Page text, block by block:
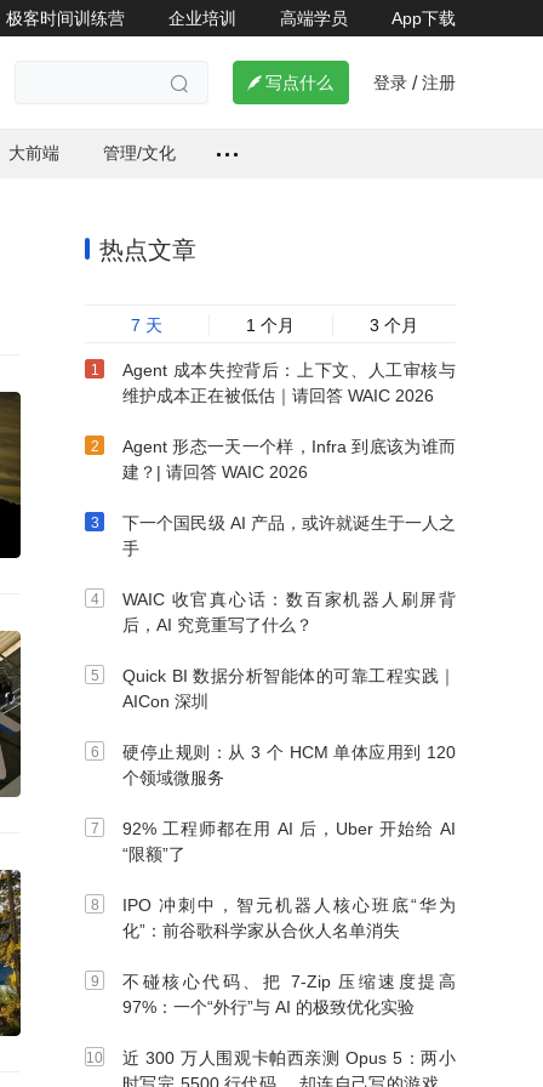
极客时间训练营 企业培训 高端学员 App下载
  写点什么 登录 / 注册
大前端 管理/文化
热点文章
7 天 1 个月 3 个月
Agent 成本失控背后：上下文、人工审核与
维护成本正在被低估｜请回答 WAIC 2026
Agent 形态一天一个样，Infra 到底该为谁而
建？| 请回答 WAIC 2026
下一个国民级 AI 产品，或许就诞生于一人之
手
WAIC 收官真心话：数百家机器人刷屏背
后，AI 究竟重写了什么？
Quick BI 数据分析智能体的可靠工程实践｜
AICon 深圳
硬停止规则：从 3 个 HCM 单体应用到 120
个领域微服务
92% 工程师都在用 AI 后，Uber 开始给 AI
“限额”了
IPO 冲刺中，智元机器人核心班底“华为
化”：前谷歌科学家从合伙人名单消失
不碰核心代码、把 7-Zip 压缩速度提高
97%：一个“外行”与 AI 的极致优化实验
近 300 万人围观卡帕西亲测 Opus 5：两小